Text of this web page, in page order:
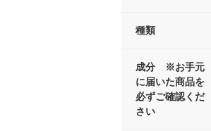
種類
成分 ※お手元
に届いた商品を
必ずご確認くだ
さい